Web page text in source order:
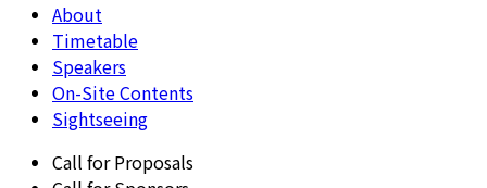
About
Timetable
Speakers
On-Site Contents
Sightseeing
Call for Proposals